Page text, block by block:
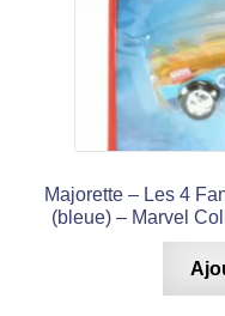
Majorette – Les 4
(bleue) – Marvel